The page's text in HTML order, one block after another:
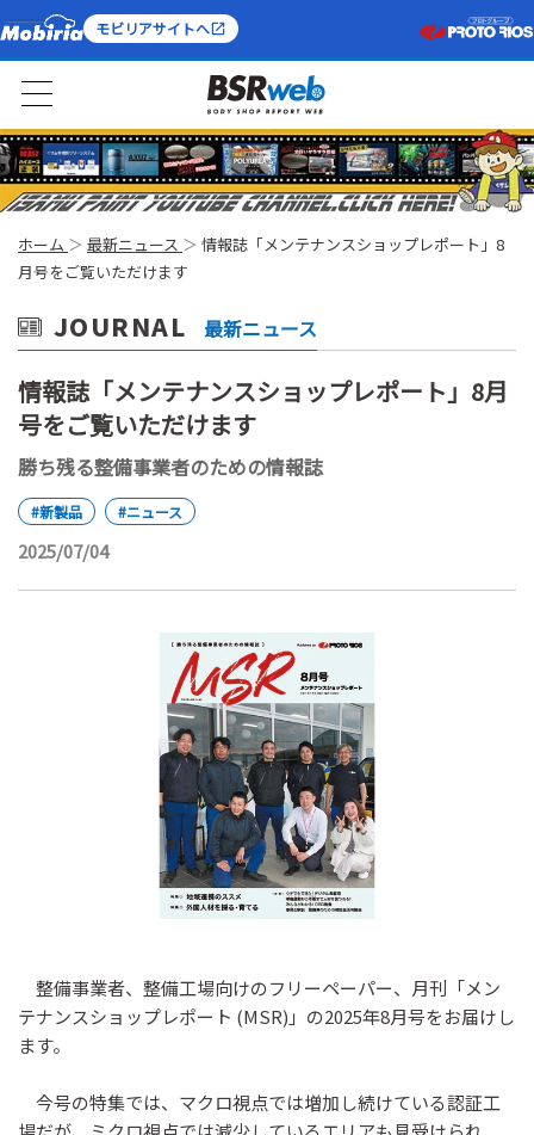
モビリアサイトへ
ホーム 最新ニュース
情報誌「メンテナンスショップレポート」8
月号をご覧いただけます
JOURNAL 最新ニュース
情報誌「メンテナンスショップレポート」8月
号をご覧いただけます
勝ち残る整備事業者のための情報誌
#新製品 #ニュース
2025/07/04
整備事業者、整備工場向けのフリーペーパー、月刊「メン
テナンスショップレポート (MSR)」の2025年8月号をお届けし
ます。
今号の特集では、マクロ視点では増加し続けている認証工